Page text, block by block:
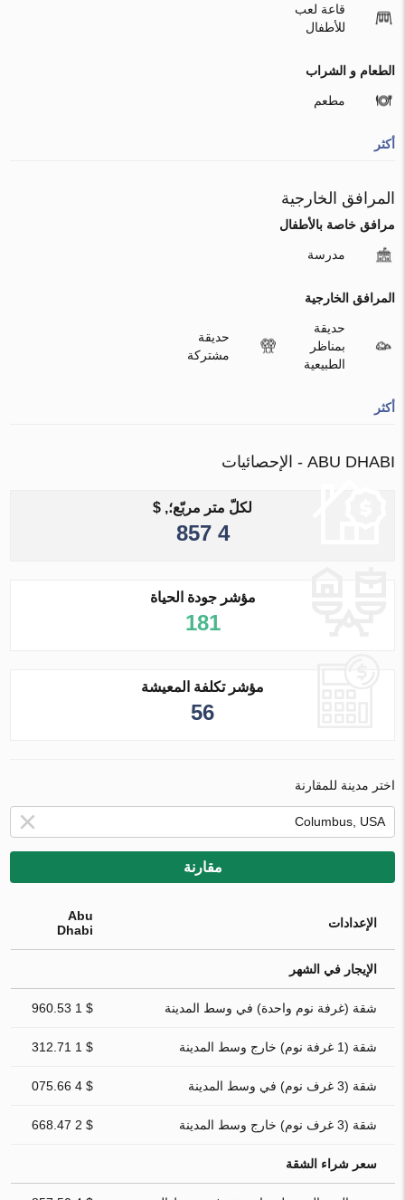
قاعة لعب
للأطفال
الطعام و الشراب
مطعم
أكثر
المرافق الخارجية
مرافق خاصة بالأطفال
مدرسة
المرافق الخارجية
حديقة
بمناظر
الطبيعية
حديقة
مشتركة
أكثر
ABU DHABI - الإحصائيات
لكلّ متر مربّع؛, $
4 857
مؤشر جودة الحياة
181
مؤشر تكلفة المعيشة
56
اختر مدينة للمقارنة
مقارنة
الإعدادات
Abu
Dhabi
الإيجار في الشهر
شقة (غرفة نوم واحدة) في وسط المدينة $ 1 960.53
شقة (1 غرفة نوم) خارج وسط المدينة $ 1 312.71
شقة (3 غرف نوم) في وسط المدينة $ 4 075.66
شقة (3 غرف نوم) خارج وسط المدينة $ 2 668.47
سعر شراء الشقة